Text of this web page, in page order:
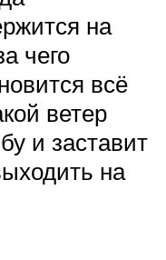
на
чего
всё
ветер
и заставит
на